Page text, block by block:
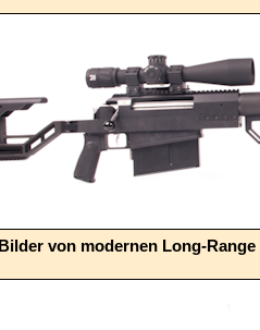
Bilder von modernen Long-